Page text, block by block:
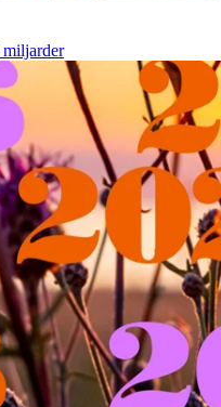
miljarder